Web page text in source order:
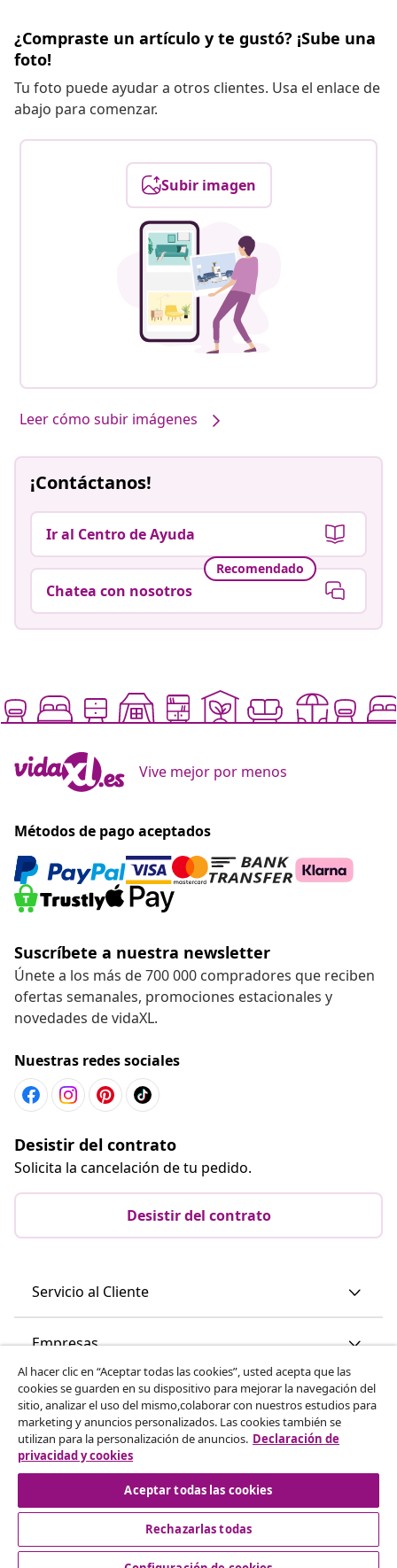
¿Compraste un artículo y te gustó? ¡Sube una
foto!
Tu foto puede ayudar a otros clientes. Usa el enlace de
abajo para comenzar.
Subir imagen
Leer cómo subir imágenes
¡Contáctanos!
Ir al Centro de Ayuda
Recomendado
Chatea con nosotros
Vive mejor por menos
Métodos de pago aceptados
Suscríbete a nuestra newsletter
Únete a los más de 700 000 compradores que reciben
ofertas semanales, promociones estacionales y
novedades de vidaXL.
Nuestras redes sociales
Desistir del contrato
Solicita la cancelación de tu pedido.
Desistir del contrato
Servicio al Cliente
Empresas
vidaXL
Descubre mas
Al hacer clic en “Aceptar todas las cookies”, usted acepta que las
cookies se guarden en su dispositivo para mejorar la navegación del
sitio, analizar el uso del mismo,colaborar con nuestros estudios para
marketing y anuncios personalizados. Las cookies también se
utilizan para la personalización de anuncios. Declaración de
privacidad y cookies
Aceptar todas las cookies
Rechazarlas todas